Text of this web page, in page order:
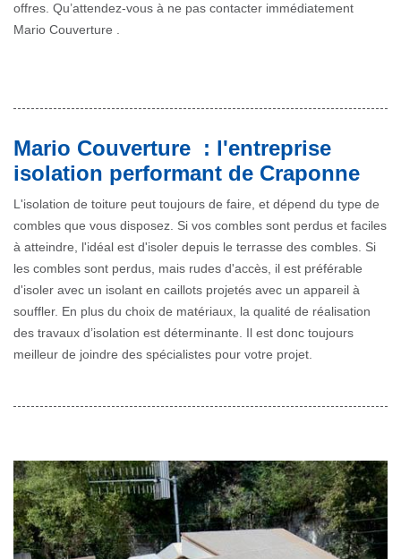
offres. Qu’attendez-vous à ne pas contacter immédiatement
Mario Couverture .
Mario Couverture : l'entreprise
isolation performant de Craponne
L'isolation de toiture peut toujours de faire, et dépend du type de
combles que vous disposez. Si vos combles sont perdus et faciles
à atteindre, l'idéal est d'isoler depuis le terrasse des combles. Si
les combles sont perdus, mais rudes d'accès, il est préférable
d'isoler avec un isolant en caillots projetés avec un appareil à
souffler. En plus du choix de matériaux, la qualité de réalisation
des travaux d’isolation est déterminante. Il est donc toujours
meilleur de joindre des spécialistes pour votre projet.